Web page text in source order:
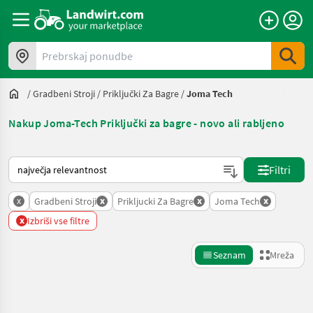
Prebrskaj ponudbe
/Gradbeni Stroji / Priključki Za Bagre /Joma Tech
Nakup Joma-Tech Priključki za bagre - novo ali rabljeno
Tako je razvrščeno na Landwirt.com
Filtri
x Gradbeni Stroji x Prikljucki Za Bagre x Joma Tech x
x Izbriši vse filtre
Seznam Mreža